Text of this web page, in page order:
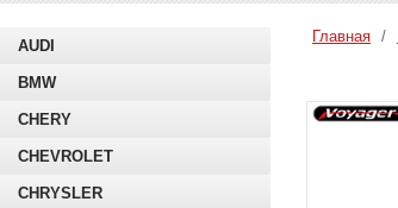
AUDI
BMW
CHERY
CHEVROLET
CHRYSLER
Главная /